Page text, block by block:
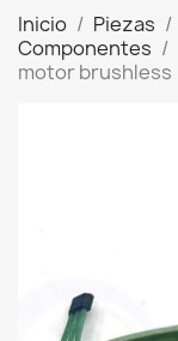
Inicio Piezas
Componentes
motor brushless